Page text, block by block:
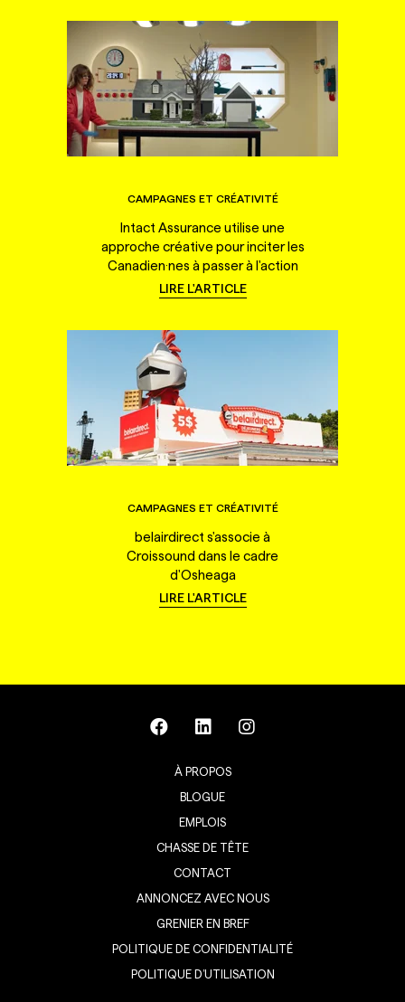
CAMPAGNES ET CRÉATIVITÉ
Intact Assurance utilise une
approche créative pour inciter les
Canadien·nes à passer à l'action
LIRE L'ARTICLE
CAMPAGNES ET CRÉATIVITÉ
belairdirect s'associe à
Croissound dans le cadre
d'Osheaga
LIRE L'ARTICLE
À PROPOS
BLOGUE
EMPLOIS
CHASSE DE TÊTE
CONTACT
ANNONCEZ AVEC NOUS
GRENIER EN BREF
POLITIQUE DE CONFIDENTIALITÉ
POLITIQUE D’UTILISATION